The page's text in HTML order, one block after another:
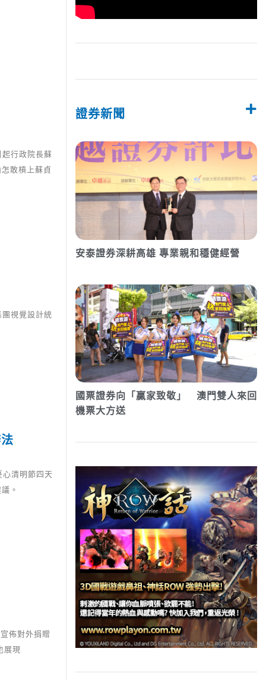
行政院長蘇
敢槓上蘇貞
視覺設計統
清明節四天
。
佈對外捐贈
展現
證券新聞
安泰證券深耕高雄 專業親和穩健經營
國票證券向「贏家致敬」 澳門雙人來回
機票大方送